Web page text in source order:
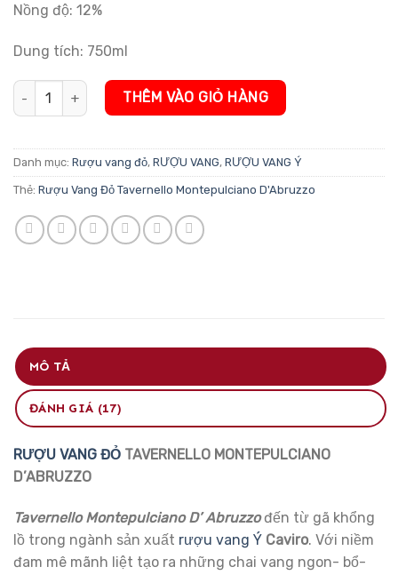
Nồng độ: 12%
Dung tích: 750ml
Rượu Vang Đỏ Tavernello Montepulciano D'Abruzzo số lượng
THÊM VÀO GIỎ HÀNG
Danh mục: Rượu vang đỏ, RƯỢU VANG, RƯỢU VANG Ý
Thẻ: Rượu Vang Đỏ Tavernello Montepulciano D'Abruzzo
MÔ TẢ
ĐÁNH GIÁ (17)
RƯỢU VANG ĐỎ TAVERNELLO MONTEPULCIANO
D’ABRUZZO
Tavernello Montepulciano D’ Abruzzo đến từ gã khổng
lồ trong ngành sản xuất rượu vang Ý Caviro. Với niềm
đam mê mãnh liệt tạo ra những chai vang ngon- bổ-